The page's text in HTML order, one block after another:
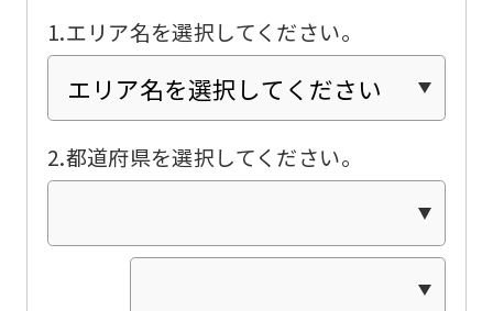
1.エリア名を選択してください。
2.都道府県を選択してください。
translation
service,
the
Japanese
version
website